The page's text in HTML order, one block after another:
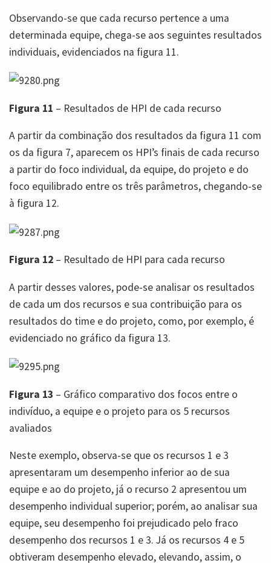
Observando-se que cada recurso pertence a uma
determinada equipe, chega-se aos seguintes resultados
individuais, evidenciados na figura 11.
Figura 11 – Resultados de HPI de cada recurso
A partir da combinação dos resultados da figura 11 com
os da figura 7, aparecem os HPI’s finais de cada recurso
a partir do foco individual, da equipe, do projeto e do
foco equilibrado entre os três parâmetros, chegando-se
à figura 12.
Figura 12 – Resultado de HPI para cada recurso
A partir desses valores, pode-se analisar os resultados
de cada um dos recursos e sua contribuição para os
resultados do time e do projeto, como, por exemplo, é
evidenciado no gráfico da figura 13.
Figura 13 – Gráfico comparativo dos focos entre o
indivíduo, a equipe e o projeto para os 5 recursos
avaliados
Neste exemplo, observa-se que os recursos 1 e 3
apresentaram um desempenho inferior ao de sua
equipe e ao do projeto, já o recurso 2 apresentou um
desempenho individual superior; porém, ao analisar sua
equipe, seu desempenho foi prejudicado pelo fraco
desempenho dos recursos 1 e 3. Já os recursos 4 e 5
obtiveram desempenho elevado, elevando, assim, o